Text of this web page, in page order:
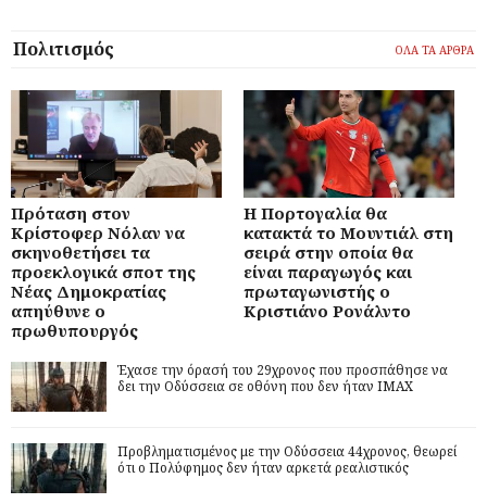
Πολιτισμός ΟΛΑ ΤΑ ΑΡΘΡΑ
Πρόταση στον
Κρίστοφερ Νόλαν να
σκηνοθετήσει τα
προεκλογικά σποτ της
Νέας Δημοκρατίας
απηύθυνε ο
πρωθυπουργός
Η Πορτογαλία θα
κατακτά το Μουντιάλ στη
σειρά στην οποία θα
είναι παραγωγός και
πρωταγωνιστής ο
Κριστιάνο Ρονάλντο
Έχασε την όρασή του 29χρονος που προσπάθησε να
δει την Οδύσσεια σε οθόνη που δεν ήταν IMAX
Προβληματισμένος με την Οδύσσεια 44χρονος, θεωρεί
ότι ο Πολύφημος δεν ήταν αρκετά ρεαλιστικός